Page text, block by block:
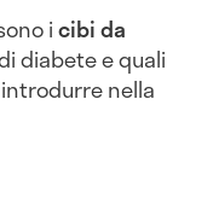
icibi da
diabete e quali
nella